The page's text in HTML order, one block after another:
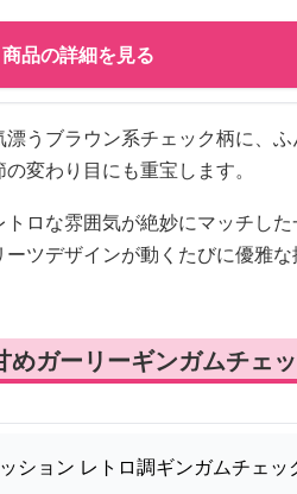
商品の詳細を見る
うブラウン系チェック柄に、
変わり目にも重宝します。
ロな雰囲気が絶妙にマッチし
ツデザインが動くたびに優雅な
めガーリーギンガムチェ